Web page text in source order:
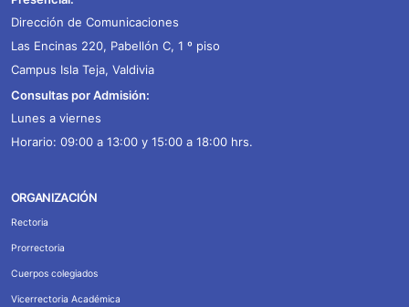
Dirección de Comunicaciones
Las Encinas 220, Pabellón C, 1 º piso
Campus Isla Teja, Valdivia
Consultas por Admisión:
Lunes a viernes
Horario: 09:00 a 13:00 y 15:00 a 18:00 hrs.
ORGANIZACIÓN
Rectoria
Prorrectoria
Cuerpos colegiados
Vicerrectoria Académica